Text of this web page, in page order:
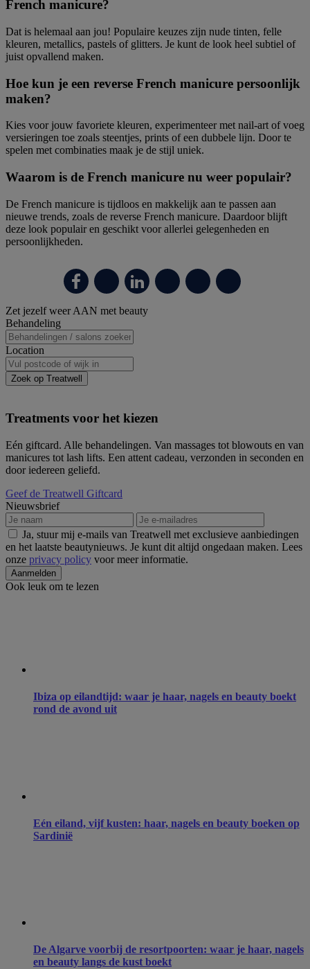
French manicure?
Dat is helemaal aan jou! Populaire keuzes zijn nude tinten, felle
kleuren, metallics, pastels of glitters. Je kunt de look heel subtiel of
juist opvallend maken.
Hoe kun je een reverse French manicure persoonlijk
maken?
Kies voor jouw favoriete kleuren, experimenteer met nail-art of voeg
versieringen toe zoals steentjes, prints of een dubbele lijn. Door te
spelen met combinaties maak je de stijl uniek.
Waarom is de French manicure nu weer populair?
De French manicure is tijdloos en makkelijk aan te passen aan
nieuwe trends, zoals de reverse French manicure. Daardoor blijft
deze look populair en geschikt voor allerlei gelegenheden en
persoonlijkheden.
Primaire
Sidebar
Zet jezelf weer AAN met beauty
Behandeling
Location
Zoek op Treatwell
Treatments voor het kiezen
Eén giftcard. Alle behandelingen. Van massages tot blowouts en van
manicures tot lash lifts. Een attent cadeau, verzonden in seconden en
door iedereen geliefd.
Geef de Treatwell Giftcard
Nieuwsbrief
Ja, stuur mij e-mails van Treatwell met exclusieve aanbiedingen
en het laatste beautynieuws. Je kunt dit altijd ongedaan maken. Lees
onze privacy policy voor meer informatie.
Ook leuk om te lezen
Ibiza op eilandtijd: waar je haar, nagels en beauty boekt
rond de avond uit
Eén eiland, vijf kusten: haar, nagels en beauty boeken op
Sardinië
De Algarve voorbij de resortpoorten: waar je haar, nagels
en beauty langs de kust boekt